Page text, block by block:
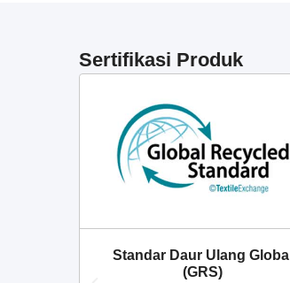
Sertifikasi Produk
Standar Daur Ulang Global
(GRS)